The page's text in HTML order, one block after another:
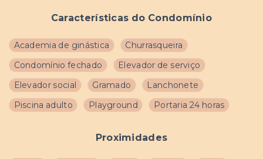
Características do Condomínio
Academia de ginástica
Churrasqueira
Condomínio fechado
Elevador de serviço
Elevador social
Gramado
Lanchonete
Piscina adulto
Playground Portaria 24 horas
Proximidades